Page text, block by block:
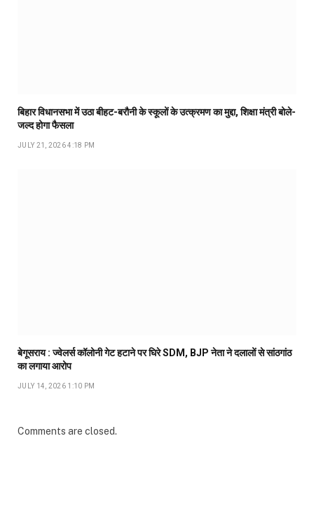
बिहार विधानसभा में उठा बीहट-बरौनी के स्कूलों के उत्क्रमण का मुद्दा, शिक्षा मंत्री बोले-
जल्द होगा फैसला
JULY 21, 2026 4:18 PM
बेगूसराय : ज्वेलर्स कॉलोनी गेट हटाने पर घिरे SDM, BJP नेता ने दलालों से सांठगांठ
का लगाया आरोप
JULY 14, 2026 1:10 PM
Comments are closed.